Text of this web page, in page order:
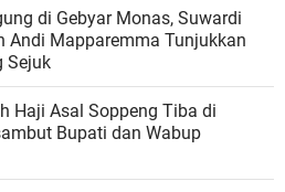
di Gebyar Monas, Suwardi
Andi Mapparemma Tunjukkan
Sejuk
Haji Asal Soppeng Tiba di
Bupati dan Wabup